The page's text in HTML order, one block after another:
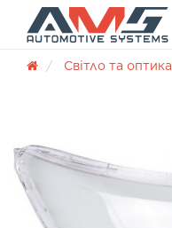
Світло та оптика